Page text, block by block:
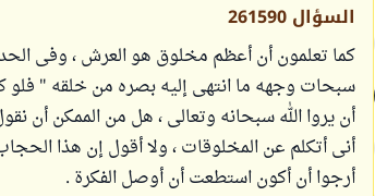
السؤال 261590
كما تعلمون أن أعظم مخلوق هو العرش ، وفى
سبحات وجهه ما انتهى إليه بصره من خلقه "
أن يروا الله سبحانه وتعالى ، هل من الممكن أن
أنى أتكلم عن المخلوقات ، ولا أقول إن هذا
أرجوا أن أكون استطعت أن أوصل الفكرة .